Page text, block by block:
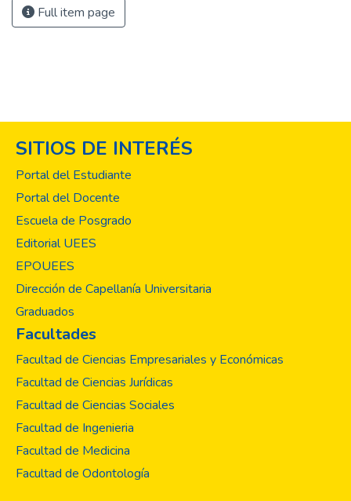
Full item page
SITIOS DE INTERÉS
Portal del Estudiante
Portal del Docente
Escuela de Posgrado
Editorial UEES
EPOUEES
Dirección de Capellanía Universitaria
Graduados
Facultades
Facultad de Ciencias Empresariales y Económicas
Facultad de Ciencias Jurídicas
Facultad de Ciencias Sociales
Facultad de Ingenieria
Facultad de Medicina
Facultad de Odontología